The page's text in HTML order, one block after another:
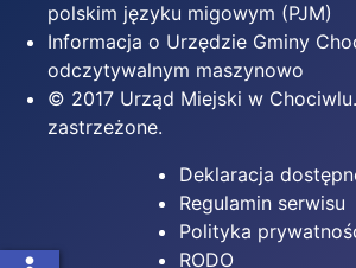
polskim języku migowym (PJM)
Informacja o Urzędzie Gminy
odczytywalnym maszynowo
© 2017 Urząd Miejski w
zastrzeżone.
Deklaracja
Regulamin serwisu
Polityka
RODO